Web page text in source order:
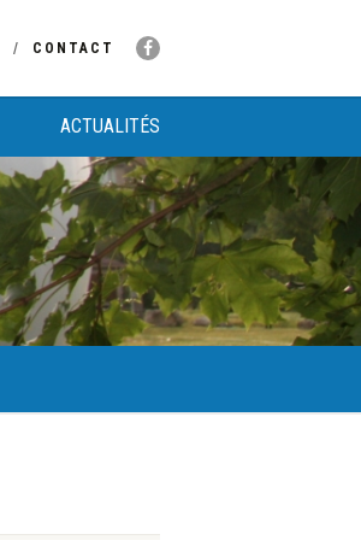
CONTACT
ACTUALITÉS